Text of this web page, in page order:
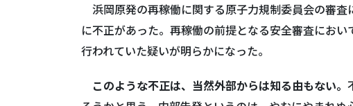
浜岡原発の再稼働に関する原子力規制委員会の審査
に不正があった。再稼働の前提となる安全審査にお
行われていた疑いが明らかになった。
このような不正は、当然外部からは知る由もない。